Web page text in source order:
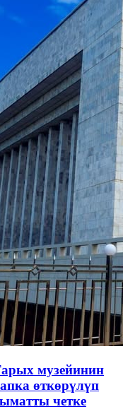
музейинин
өткөрүлүп
четке